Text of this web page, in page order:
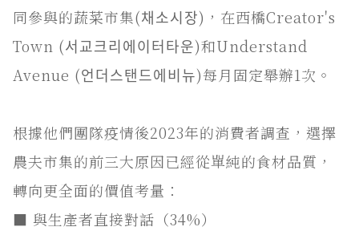
同參與的蔬菜市集(채소시장)，在西橋Creator's
Town (서교크리에이터타운)和Understand
Avenue (언더스탠드에비뉴)每月固定舉辦1次。
根據他們團隊疫情後2023年的消費者調查，選擇
農夫市集的前三大原因已經從單純的食材品質，
轉向更全面的價值考量：
■ 與生產者直接對話（34%）